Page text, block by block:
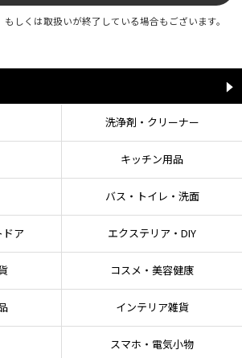
しくは取扱いが終了している場合もございます。
洗浄剤・クリーナー
キッチン用品
バス・トイレ・洗面
ドア エクステリア・DIY
コスメ・美容健康
インテリア雑貨
スマホ・電気小物